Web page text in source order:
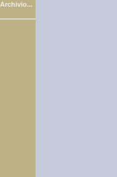
Archivio...